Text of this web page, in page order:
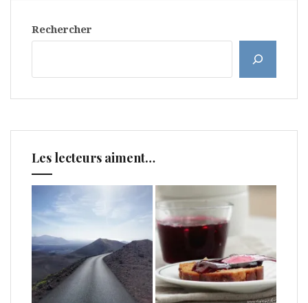
Rechercher
Les lecteurs aiment…